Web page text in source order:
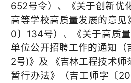
652号令）、《关于创新优
高等学校高质量发展的意
0〕134号）、《关于高质
单位公开招聘工作的通知（
2号)》及 《吉林工程技术师
暂行办法》（吉工师字〔